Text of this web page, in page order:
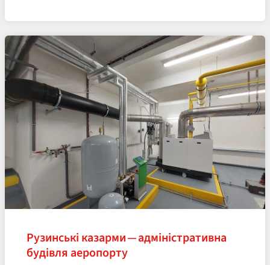
Рузинські казарми — адміністративна
будівля аеропорту